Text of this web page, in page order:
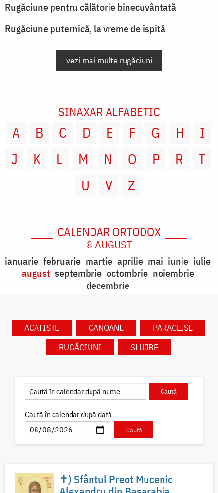
Rugăciune pentru călătorie binecuvântată
Rugăciune puternică, la vreme de ispită
vezi mai multe rugăciuni
SINAXAR ALFABETIC
A B C D E F G H
I
J
K L M N O P R
T
U
V Z
CALENDAR ORTODOX
8 AUGUST
ianuarie februarie martie aprilie mai iunie iulie
august septembrie octombrie noiembrie
decembrie
ACATISTE CANOANE
PARACLISE
RUGĂCIUNI
SLUJBE
Caută în calendar după dată
✝) Sfântul Preot Mucenic